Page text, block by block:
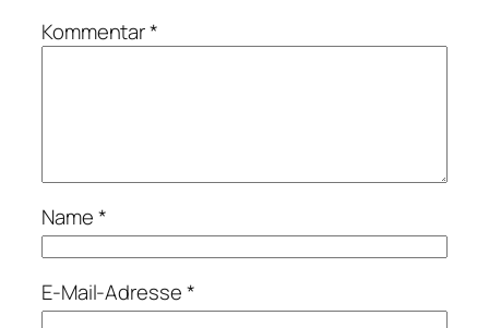
Kommentar*
Name*
E-Mail-Adresse*